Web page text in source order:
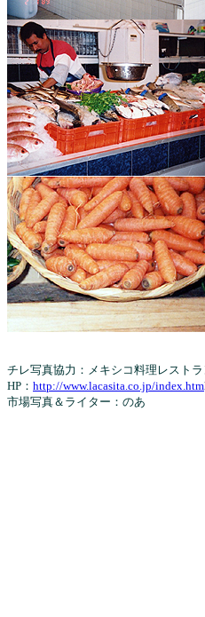
チレ写真協力：メキシコ料
HP： http://www.lacasita.co.jp/index.htm
市場写真＆ライター：のあ